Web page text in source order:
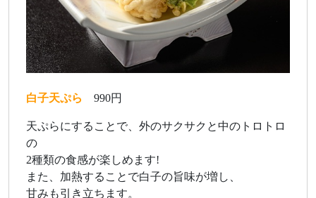
白子天ぷら 990円
天ぷらにすることで、外のサクサクと中のトロトロ
の
2種類の食感が楽しめます!
また、加熱することで白子の旨味が増し、
甘みも引き立ちます。